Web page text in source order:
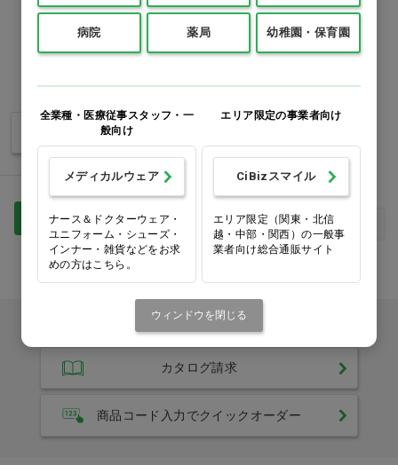
M-L L-LL
バリエーションを見る
最初 次へ 最後
カタログをご利用のお客様
カタログ請求
商品コード入力でクイックオーダー
病院 薬局 幼稚園・保育園
全業種・医療従事スタッフ・一
般向け
メディカルウェア
ナース＆ドクターウェア・
ユニフォーム・シューズ・
インナー・雑貨などをお求
めの方はこちら。
エリア限定の事業者向け
CiBizスマイル
エリア限定（関東・北信
越・中部・関西）の一般事
業者向け総合通販サイト
ウィンドウを閉じる